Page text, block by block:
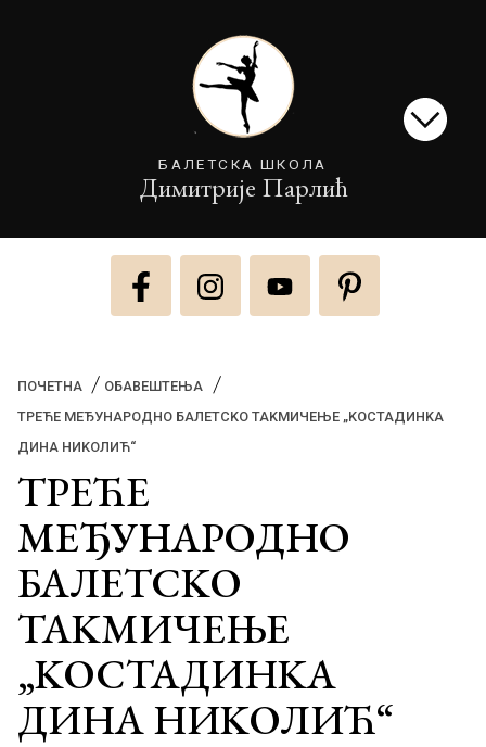
БАЛЕТСКА ШКОЛА
Димитрије Парлић
ПОЧЕТНА
ОБАВЕШТЕЊА
ТРЕЋЕ МЕЂУНАРОДНО БАЛЕТСKО ТАKМИЧЕЊЕ „KОСТАДИНKА
ДИНА НИKОЛИЋ“
ТРЕЋЕ
МЕЂУНАРОДНО
БАЛЕТСKО
ТАKМИЧЕЊЕ
„KОСТАДИНKА
ДИНА НИKОЛИЋ“